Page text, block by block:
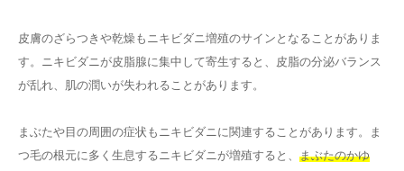
皮膚のざらつきや乾燥もニキビダニ増殖のサインとなることがありま
す。ニキビダニが皮脂腺に集中して寄生すると、皮脂の分泌バランス
が乱れ、肌の潤いが失われることがあります。
まぶたや目の周囲の症状もニキビダニに関連することがあります。ま
つ毛の根元に多く生息するニキビダニが増殖すると、 まぶたのかゆ